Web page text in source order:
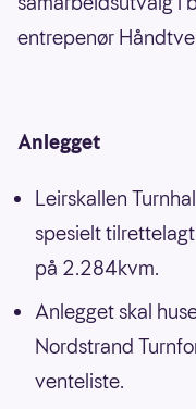
entrepenør
Anlegget
Leirskallen
spesielt
på 2.284kvm.
Anlegget skal
Nordstrand
venteliste.